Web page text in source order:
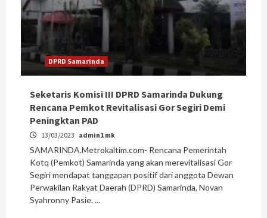
DPRD Samarinda
Seketaris Komisi III DPRD Samarinda Dukung
Rencana Pemkot Revitalisasi Gor Segiri Demi
Peningktan PAD
13/03/2023 admin1 mk
SAMARINDA.Metrokaltim.com- Rencana Pemerintah
Kotq (Pemkot) Samarinda yang akan merevitalisasi Gor
Segiri mendapat tanggapan positif dari anggota Dewan
Perwakilan Rakyat Daerah (DPRD) Samarinda, Novan
Syahronny Pasie. ...